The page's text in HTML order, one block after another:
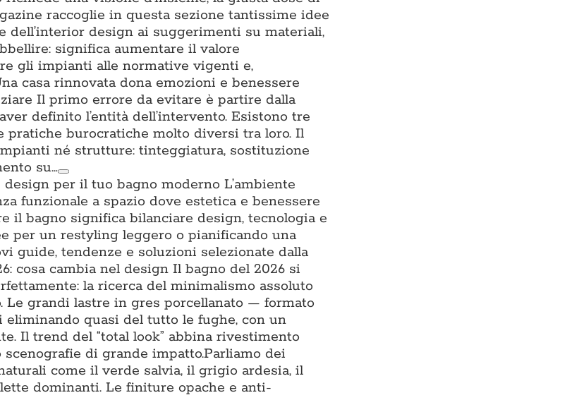
raccoglie in questa sezione tantissime idee
dell’interior design ai suggerimenti su materiali,
significa aumentare il valore
gli impianti alle normative vigenti e,
casa rinnovata dona emozioni e benessere
Il primo errore da evitare è partire dalla
definito l’entità dell’intervento. Esistono tre
burocratiche molto diversi tra loro. Il
né strutture: tinteggiatura, sostituzione
su…
per il tuo bagno moderno L’ambiente
funzionale a spazio dove estetica e benessere
il bagno significa bilanciare design, tecnologia e
per un restyling leggero o pianificando una
guide, tendenze e soluzioni selezionate dalla
cosa cambia nel design Il bagno del 2026 si
la ricerca del minimalismo assoluto
Le grandi lastre in gres porcellanato — formato
quasi del tutto le fughe, con un
Il trend del “total look” abbina rivestimento
di grande impatto.Parliamo dei
come il verde salvia, il grigio ardesia, il
dominanti. Le finiture opache e anti-